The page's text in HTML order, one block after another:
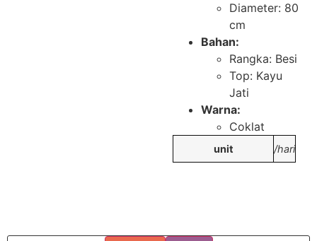
Diameter: 80
cm
Bahan:
Rangka: Besi
Top: Kayu
Jati
Warna:
Coklat
unit /hari